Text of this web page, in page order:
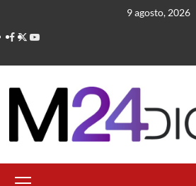
contenido
9 agosto, 2026